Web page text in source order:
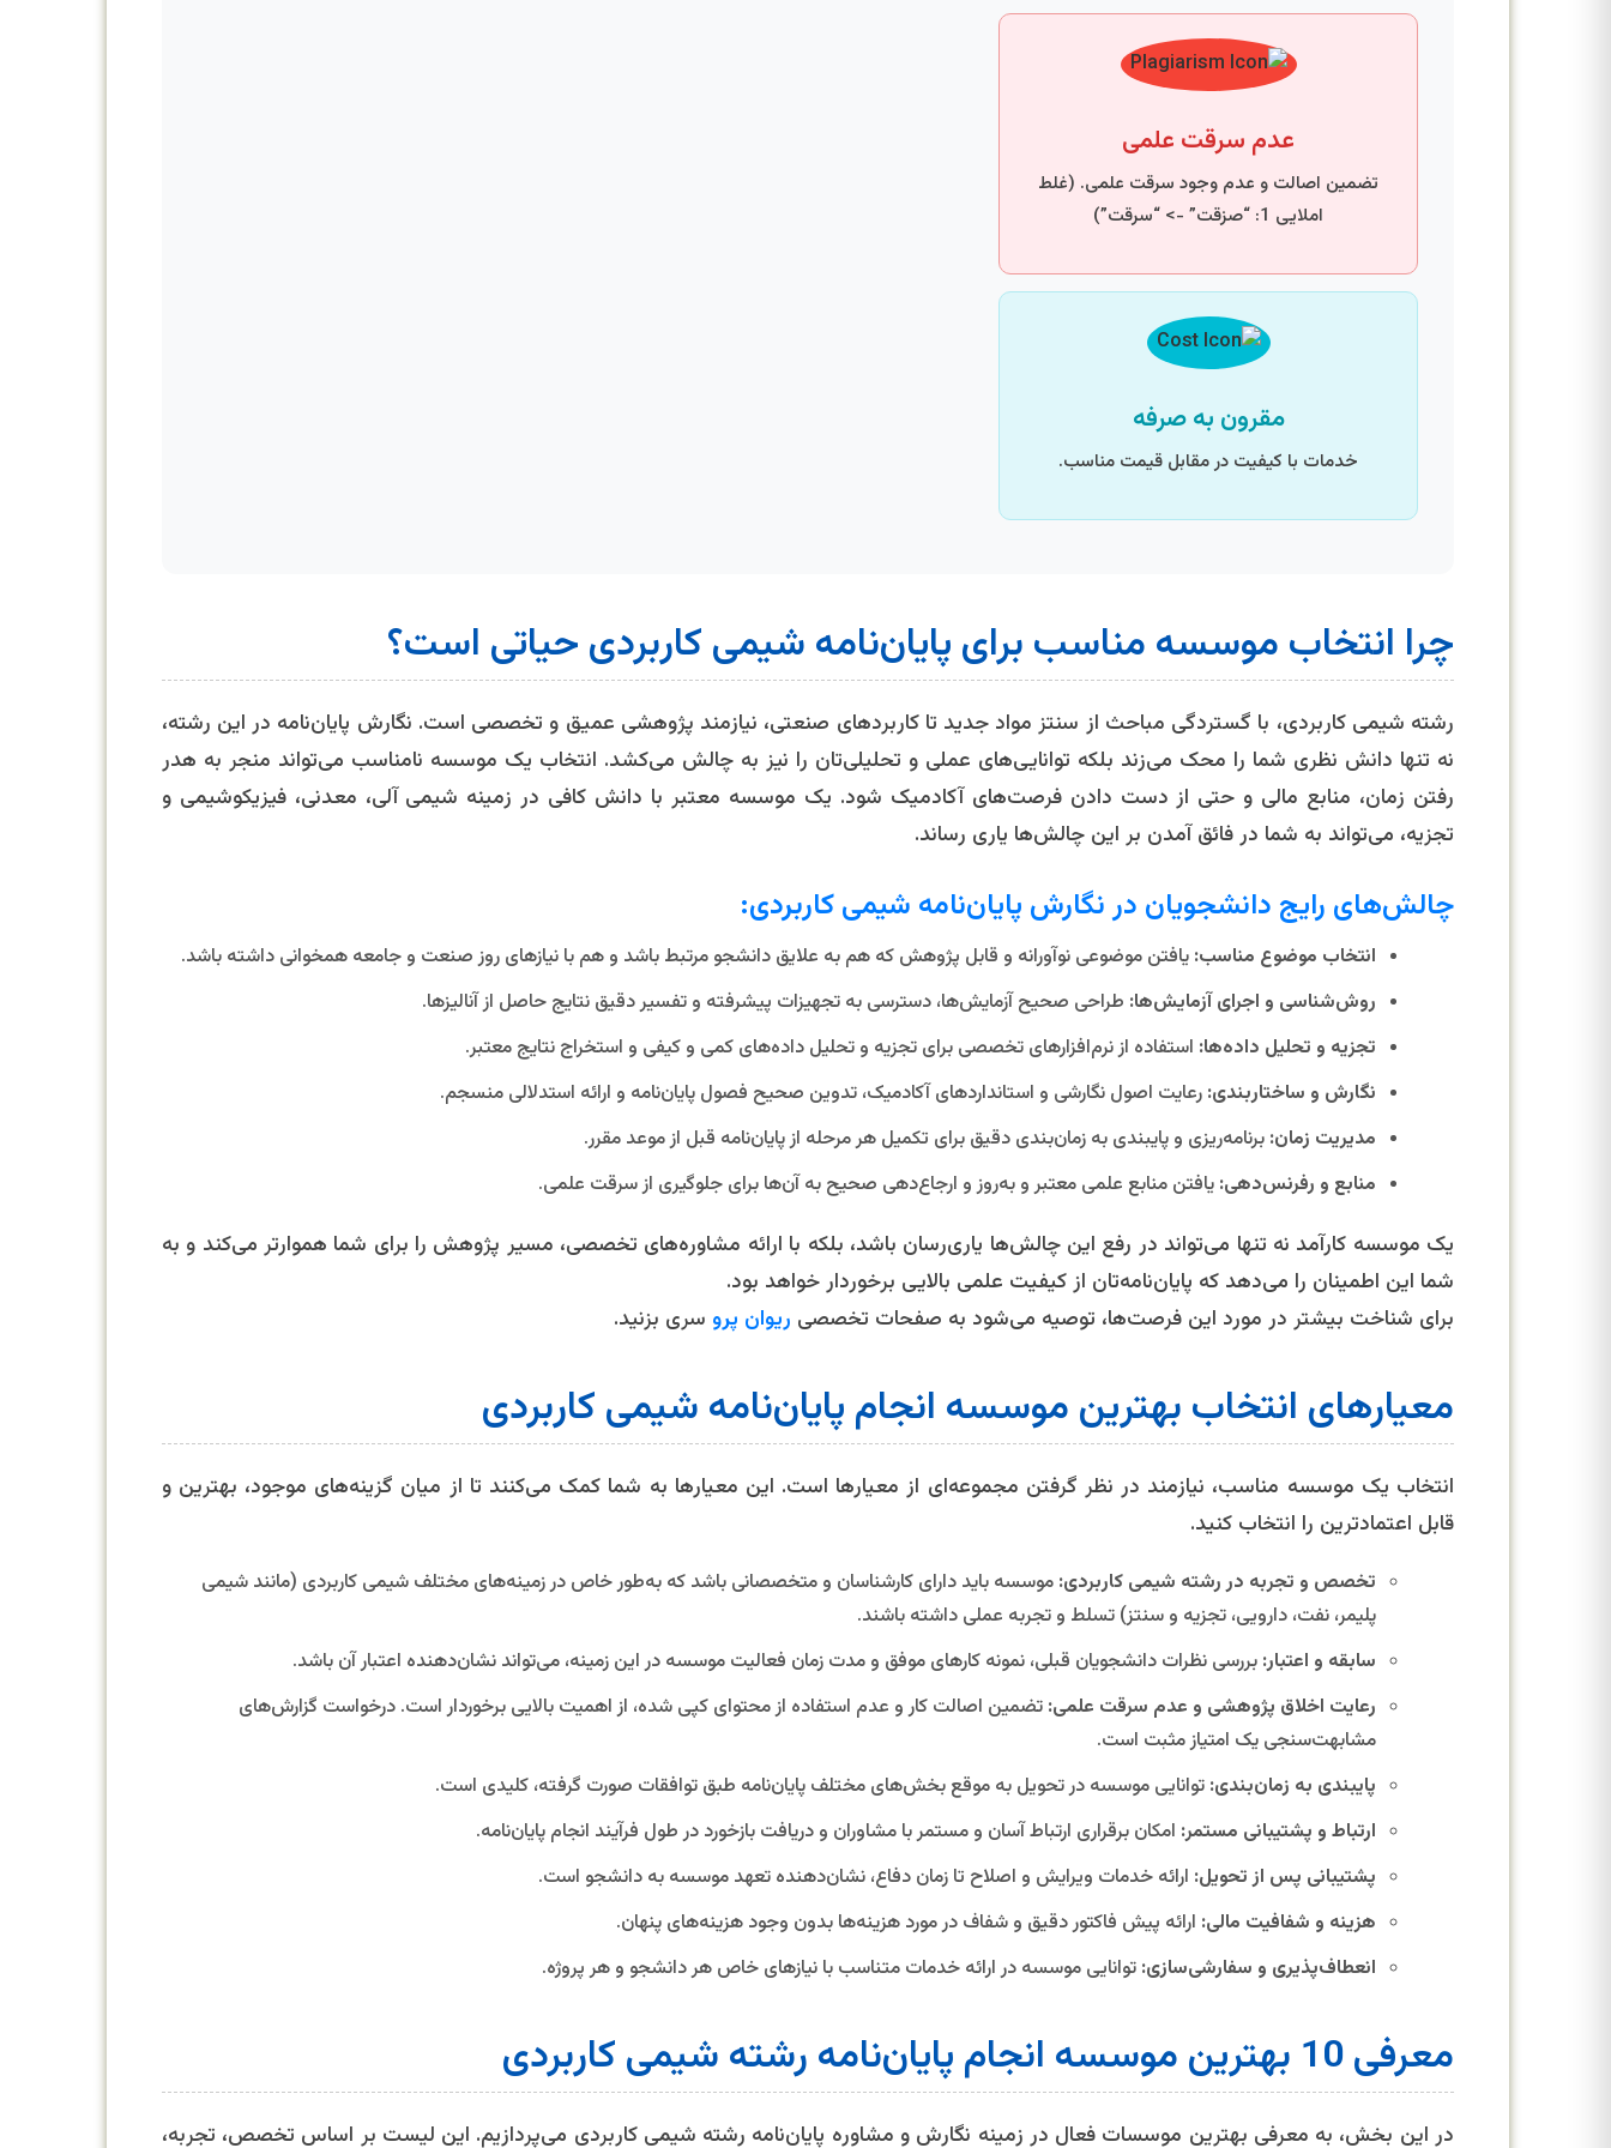
عدم سرقت علمی
تضمین اصالت و عدم وجود سرقت علمی. (غلط
املایی 1: “صزقت” -> “سرقت”)
مقرون به صرفه
خدمات با کیفیت در مقابل قیمت مناسب.
چرا انتخاب موسسه مناسب برای پایان‌نامه شیمی کاربردی حیاتی است؟
رشته شیمی کاربردی، با گستردگی مباحث از سنتز مواد جدید تا کاربردهای صنعتی، نیازمند پژوهشی عمیق و تخصصی است. نگارش پایان‌نامه در این رشته،
نه تنها دانش نظری شما را محک می‌زند بلکه توانایی‌های عملی و تحلیلی‌تان را نیز به چالش می‌کشد. انتخاب یک موسسه نامناسب می‌تواند منجر به هدر
رفتن زمان، منابع مالی و حتی از دست دادن فرصت‌های آکادمیک شود. یک موسسه معتبر با دانش کافی در زمینه شیمی آلی، معدنی، فیزیکوشیمی و
تجزیه، می‌تواند به شما در فائق آمدن بر این چالش‌ها یاری رساند.
چالش‌های رایج دانشجویان در نگارش پایان‌نامه شیمی کاربردی:
انتخاب موضوع مناسب: یافتن موضوعی نوآورانه و قابل پژوهش که هم به علایق دانشجو مرتبط باشد و هم با نیازهای روز صنعت و جامعه همخوانی داشته باشد.
روش‌شناسی و اجرای آزمایش‌ها: طراحی صحیح آزمایش‌ها، دسترسی به تجهیزات پیشرفته و تفسیر دقیق نتایج حاصل از آنالیزها.
تجزیه و تحلیل داده‌ها: استفاده از نرم‌افزارهای تخصصی برای تجزیه و تحلیل داده‌های کمی و کیفی و استخراج نتایج معتبر.
نگارش و ساختاربندی: رعایت اصول نگارشی و استانداردهای آکادمیک، تدوین صحیح فصول پایان‌نامه و ارائه استدلالی منسجم.
مدیریت زمان: برنامه‌ریزی و پایبندی به زمان‌بندی دقیق برای تکمیل هر مرحله از پایان‌نامه قبل از موعد مقرر.
منابع و رفرنس‌دهی: یافتن منابع علمی معتبر و به‌روز و ارجاع‌دهی صحیح به آن‌ها برای جلوگیری از سرقت علمی.
یک موسسه کارآمد نه تنها می‌تواند در رفع این چالش‌ها یاری‌رسان باشد، بلکه با ارائه مشاوره‌های تخصصی، مسیر پژوهش را برای شما هموارتر می‌کند و به
شما این اطمینان را می‌دهد که پایان‌نامه‌تان از کیفیت علمی بالایی برخوردار خواهد بود.
برای شناخت بیشتر در مورد این فرصت‌ها، توصیه می‌شود به صفحات تخصصی ریوان پرو سری بزنید.
معیارهای انتخاب بهترین موسسه انجام پایان‌نامه شیمی کاربردی
انتخاب یک موسسه مناسب، نیازمند در نظر گرفتن مجموعه‌ای از معیارها است. این معیارها به شما کمک می‌کنند تا از میان گزینه‌های موجود، بهترین و
قابل اعتمادترین را انتخاب کنید.
تخصص و تجربه در رشته شیمی کاربردی: موسسه باید دارای کارشناسان و متخصصانی باشد که به‌طور خاص در زمینه‌های مختلف شیمی کاربردی (مانند شیمی
پلیمر، نفت، دارویی، تجزیه و سنتز) تسلط و تجربه عملی داشته باشند.
سابقه و اعتبار: بررسی نظرات دانشجویان قبلی، نمونه کارهای موفق و مدت زمان فعالیت موسسه در این زمینه، می‌تواند نشان‌دهنده اعتبار آن باشد.
رعایت اخلاق پژوهشی و عدم سرقت علمی: تضمین اصالت کار و عدم استفاده از محتوای کپی شده، از اهمیت بالایی برخوردار است. درخواست گزارش‌های
مشابهت‌سنجی یک امتیاز مثبت است.
پایبندی به زمان‌بندی: توانایی موسسه در تحویل به موقع بخش‌های مختلف پایان‌نامه طبق توافقات صورت گرفته، کلیدی است.
ارتباط و پشتیبانی مستمر: امکان برقراری ارتباط آسان و مستمر با مشاوران و دریافت بازخورد در طول فرآیند انجام پایان‌نامه.
پشتیبانی پس از تحویل: ارائه خدمات ویرایش و اصلاح تا زمان دفاع، نشان‌دهنده تعهد موسسه به دانشجو است.
هزینه و شفافیت مالی: ارائه پیش فاکتور دقیق و شفاف در مورد هزینه‌ها بدون وجود هزینه‌های پنهان.
انعطاف‌پذیری و سفارشی‌سازی: توانایی موسسه در ارائه خدمات متناسب با نیازهای خاص هر دانشجو و هر پروژه.
معرفی 10 بهترین موسسه انجام پایان‌نامه رشته شیمی کاربردی
در این بخش، به معرفی بهترین موسسات فعال در زمینه نگارش و مشاوره پایان‌نامه رشته شیمی کاربردی می‌پردازیم. این لیست بر اساس تخصص، تجربه،